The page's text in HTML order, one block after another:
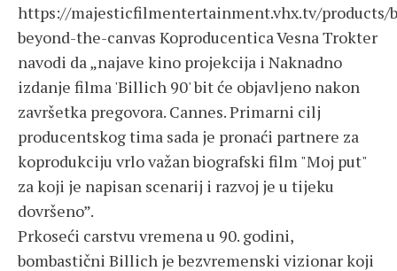
https://majesticfilmentertainment.vhx.tv/
beyond-the-canvas Koproducentica Vesna Trokter
navodi da „najave kino projekcija i Naknadno
izdanje filma 'Billich 90' bit će objavljeno nakon
završetka pregovora. Cannes. Primarni cilj
producentskog tima sada je pronaći partnere za
koprodukciju vrlo važan biografski film "Moj put"
za koji je napisan scenarij i razvoj je u tijeku
dovršeno”.
Prkoseći carstvu vremena u 90. godini,
bombastični Billich je bezvremenski vizionar koji